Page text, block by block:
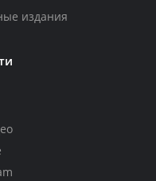
издания